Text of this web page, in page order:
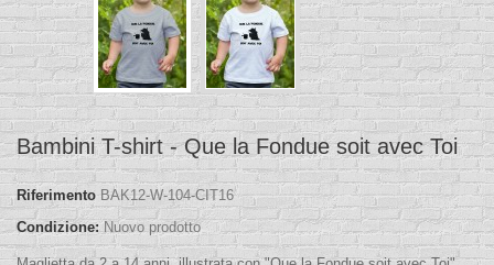
Bambini T-shirt - Que la Fondue soit avec Toi
Riferimento BAK12-W-104-CIT16
Condizione: Nuovo prodotto